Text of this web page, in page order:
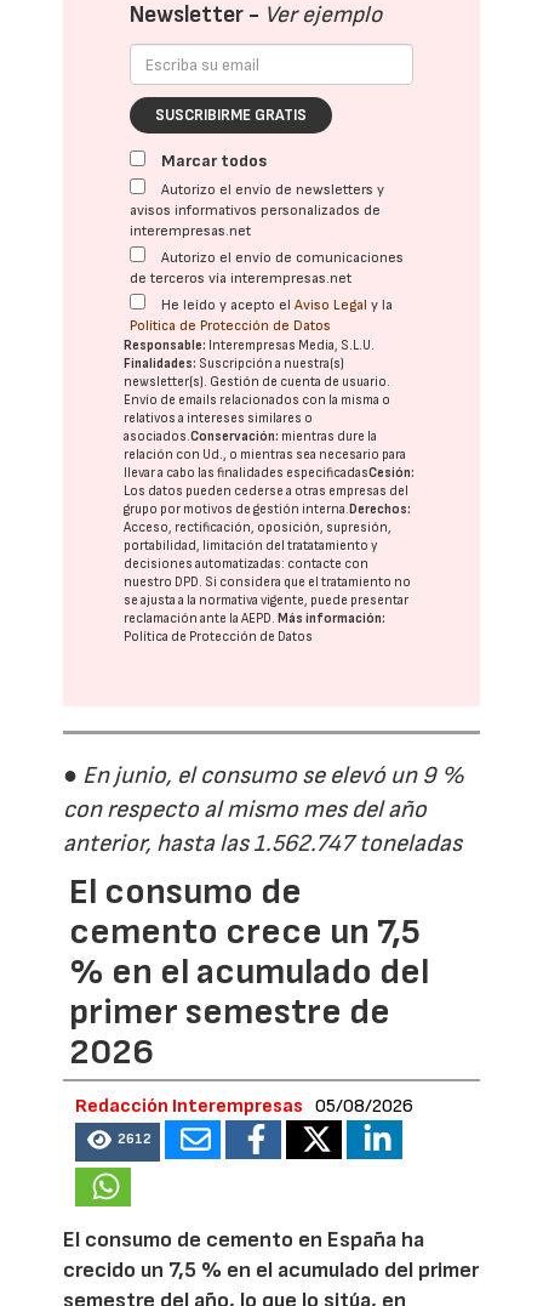
Newsletter - Ver ejemplo
SUSCRIBIRME GRATIS
Marcar todos
Autorizo el envío de newsletters y
avisos informativos personalizados de
interempresas.net
Autorizo el envío de comunicaciones
de terceros vía interempresas.net
He leído y acepto elAviso Legal y la
Política de Protección de Datos
Responsable: Interempresas Media, S.L.U.
Finalidades: Suscripción a nuestra(s)
newsletter(s). Gestión de cuenta de usuario.
Envío de emails relacionados con la misma o
relativos a intereses similares o
asociados.Conservación: mientras dure la
relación con Ud., o mientras sea necesario para
llevar a cabo las finalidades especificadasCesión:
Los datos pueden cederse a otras empresas del
grupo por motivos de gestión interna. Derechos:
Acceso, rectificación, oposición, supresión,
portabilidad, limitación del tratatamiento y
decisiones automatizadas: contacte con
nuestro DPD. Si considera que el tratamiento no
se ajusta a la normativa vigente, puede presentar
reclamación ante laAEPD. Más información:
Política de Protección de Datos
● En junio, el consumo se elevó un 9 %
con respecto al mismo mes del año
anterior, hasta las 1.562.747 toneladas
El consumo de
cemento crece un 7,5
% en el acumulado del
primer semestre de
2026
Redacción Interempresas 05/08/2026
2612
El consumo de cemento en España ha
crecido un 7,5 % en el acumulado del primer
semestre del año, lo que lo sitúa, en